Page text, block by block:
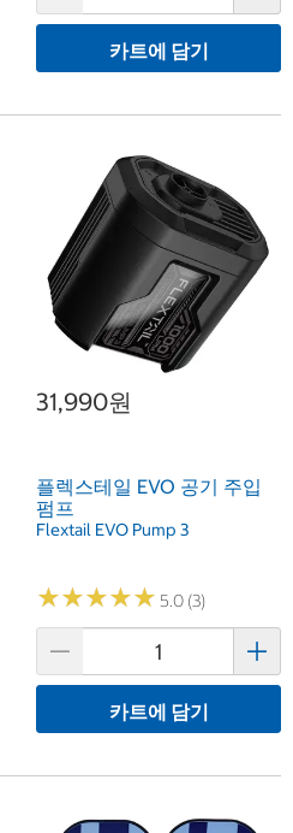
카트에 담기
31,990원
플렉스테일 EVO 공기 주입
펌프
Flextail EVO Pump 3
★★★★★
★★★★★ 5.0 (3)
카트에 담기